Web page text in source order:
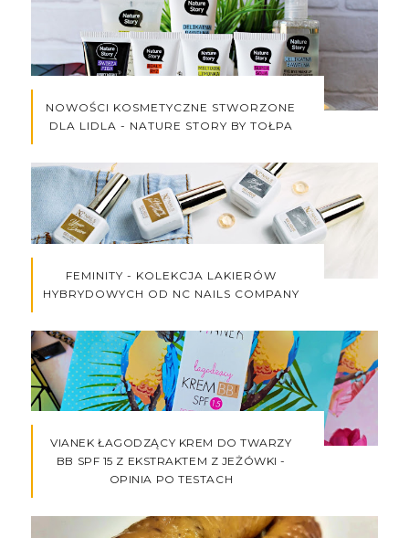
NOWOŚCI KOSMETYCZNE STWORZONE
DLA LIDLA - NATURE STORY BY TOŁPA
FEMINITY - KOLEKCJA LAKIERÓW
HYBRYDOWYCH OD NC NAILS COMPANY
VIANEK ŁAGODZĄCY KREM DO TWARZY
BB SPF 15 Z EKSTRAKTEM Z JEŻÓWKI -
OPINIA PO TESTACH